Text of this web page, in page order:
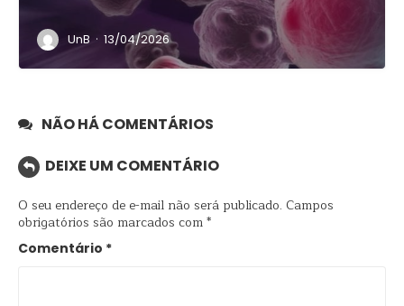
UnB · 13/04/2026
NÃO HÁ COMENTÁRIOS
DEIXE UM COMENTÁRIO
O seu endereço de e-mail não será publicado. Campos
obrigatórios são marcados com*
Comentário *